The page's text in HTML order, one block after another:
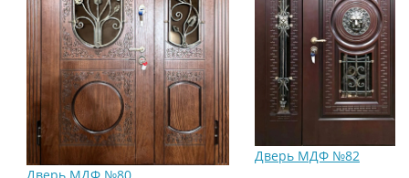
Дверь МДФ №80
Дверь МДФ №82